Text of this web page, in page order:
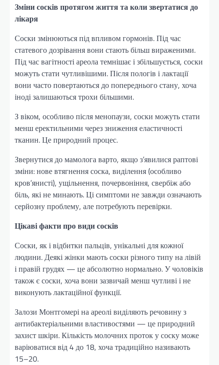
Зміни сосків протягом життя та коли звертатися до
лікаря
Соски змінюються під впливом гормонів. Під час
статевого дозрівання вони стають більш вираженими.
Під час вагітності ареола темнішає і збільшується, соски
можуть стати чутливішими. Після пологів і лактації
вони часто повертаються до попереднього стану, хоча
іноді залишаються трохи більшими.
З віком, особливо після менопаузи, соски можуть стати
менш еректильними через зниження еластичності
тканин. Це природний процес.
Звернутися до мамолога варто, якщо з’явилися раптові
зміни: нове втягнення соска, виділення (особливо
кров’янисті), ущільнення, почервоніння, свербіж або
біль, які не минають. Ці симптоми не завжди означають
серйозну проблему, але потребують перевірки.
Цікаві факти про види сосків
Соски, як і відбитки пальців, унікальні для кожної
людини. Деякі жінки мають соски різного типу на лівій
і правій грудях — це абсолютно нормально. У чоловіків
також є соски, хоча вони зазвичай менш чутливі і не
виконують лактаційної функції.
Залози Монтгомері на ареолі виділяють речовину з
антибактеріальними властивостями — це природний
захист шкіри. Кількість молочних проток у соску може
варіюватися від 4 до 18, хоча традиційно називають
15–20.